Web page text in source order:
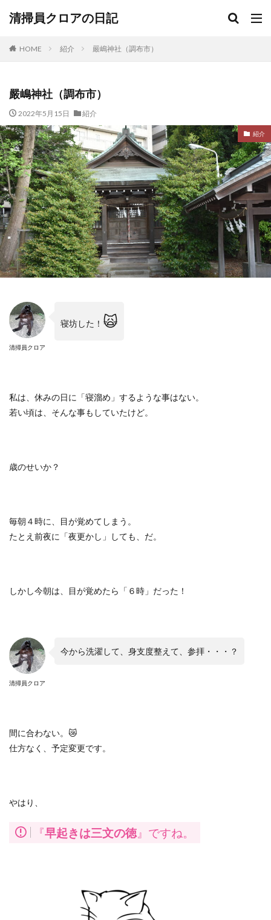
清掃員クロアの日記
HOME 紹介 嚴嶋神社（調布市）
嚴嶋神社（調布市）
2022年5月15日 紹介
紹介
清掃員クロア
寝坊した！ 🙀
私は、休みの日に「寝溜め」するような事はない。
若い頃は、そんな事もしていたけど。
歳のせいか？
毎朝４時に、目が覚めてしまう。
たとえ前夜に「夜更かし」しても、だ。
しかし今朝は、目が覚めたら「６時」だった！
清掃員クロア
今から洗濯して、身支度整えて、参拝・・・？
間に合わない。 😿
仕方なく、予定変更です。
やはり、
『早起きは三文の徳』ですね。